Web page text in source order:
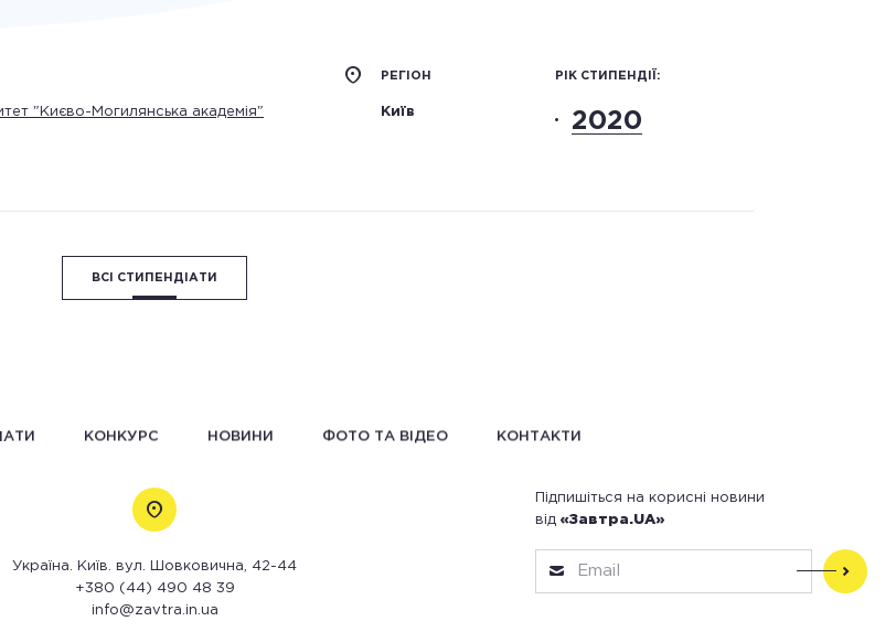
"Києво-Могилянська академія"
РЕГІОН
Київ
РІК СТИПЕНДІЇ:
2020
ВСІ СТИПЕНДІАТИ
КОНКУРС НОВИНИ ФОТО ТА ВІДЕО КОНТАКТИ
Україна. Київ. вул. Шовковична, 42-44
+380 (44) 490 48 39
info@zavtra.in.ua
Підпишіться на корисні новини
від «Завтра.UA»